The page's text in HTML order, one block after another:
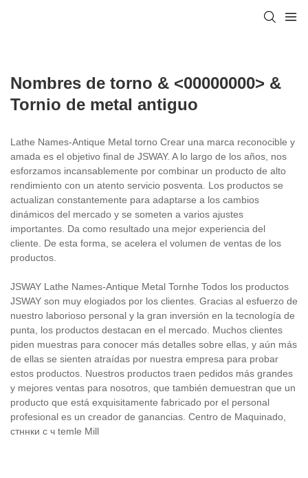
Nombres de torno & <00000000> &
Tornio de metal antiguo
Lathe Names-Antique Metal torno Crear una marca reconocible y
amada es el objetivo final de JSWAY. A lo largo de los años, nos
esforzamos incansablemente por combinar un producto de alto
rendimiento con un atento servicio posventa. Los productos se
actualizan constantemente para adaptarse a los cambios
dinámicos del mercado y se someten a varios ajustes
importantes. Da como resultado una mejor experiencia del
cliente. De esta forma, se acelera el volumen de ventas de los
productos.
JSWAY Lathe Names-Antique Metal Tornhe Todos los productos
JSWAY son muy elogiados por los clientes. Gracias al esfuerzo de
nuestro laborioso personal y la gran inversión en la tecnología de
punta, los productos destacan en el mercado. Muchos clientes
piden muestras para conocer más detalles sobre ellas, y aún más
de ellas se sienten atraídas por nuestra empresa para probar
estos productos. Nuestros productos traen pedidos más grandes
y mejores ventas para nosotros, que también demuestran que un
producto que está exquisitamente fabricado por el personal
profesional es un creador de ganancias. Centro de Maquinado,
стннки с ч temle Mill